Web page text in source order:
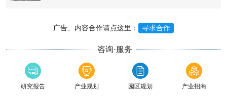
广告、内容合作请点这里： 寻求合作
咨询·服务
研究报告 产业规划 园区规划 产业招商